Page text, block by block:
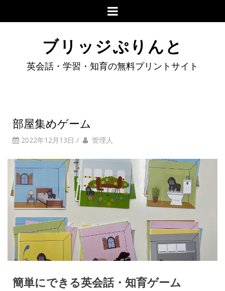
ブリッジぷりんと
英会話・学習・知育の無料プリントサイト
部屋集めゲーム
2022年12月13日 / 管理人
簡単にできる英会話・知育ゲーム